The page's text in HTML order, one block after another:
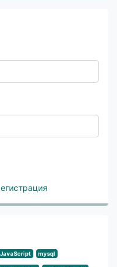
JavaScript mysql